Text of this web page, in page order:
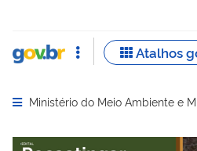
Abrir menu principal de
Ministério do Meio Ambiente e
Serviços recomendados para